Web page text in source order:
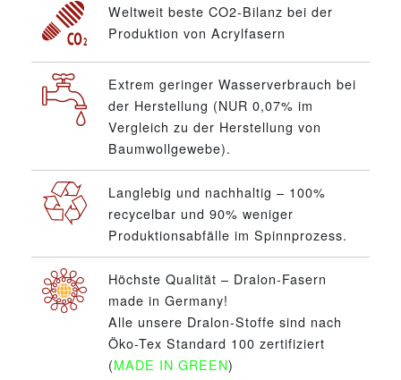
Weltweit beste CO2-Bilanz bei der
Produktion von Acrylfasern
Extrem geringer Wasserverbrauch bei
der Herstellung (NUR 0,07% im
Vergleich zu der Herstellung von
Baumwollgewebe).
Langlebig und nachhaltig – 100%
recycelbar und 90% weniger
Produktionsabfälle im Spinnprozess.
Höchste Qualität – Dralon-Fasern
made in Germany!
Alle unsere Dralon-Stoffe sind nach
Öko-Tex Standard 100 zertifiziert
(MADE IN GREEN)